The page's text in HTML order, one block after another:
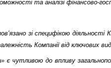
та аналізі фінансово-
зі специфікою діяльності
Компанії від ключових
чутливою до впливу